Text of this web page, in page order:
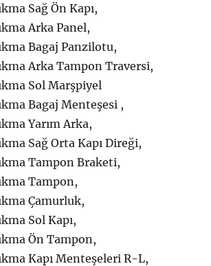
Sağ Ön Kapı,
Arka Panel,
Bagaj Panzilotu,
Arka Tampon Traversi,
Sol Marşpiyel
Bagaj Menteşesi ,
Yarım Arka,
Sağ Orta Kapı Direği,
Tampon Braketi,
Tampon,
Çamurluk,
Sol Kapı,
Ön Tampon,
Kapı Menteşeleri R-L,